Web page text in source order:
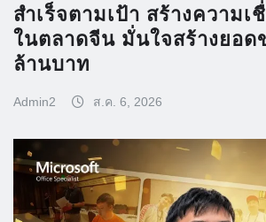
สำเร็จตามเป้า สร้างความ
ในตลาดจีน มั่นใจสร้างยอด
ล้านบาท
Admin2 ส.ค. 6, 2026